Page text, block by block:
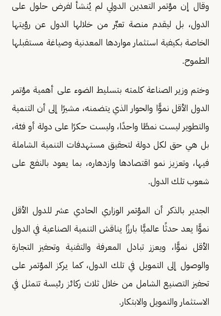
وقال إن مؤتمر التعدين الدولي لم يُنشأ لفرض حلول على
الدول، بل ليقدم منصة تعبِّر من خلالها الدول عن رؤيتها
الخاصة بكيفية استثمار مواردها المعدنية وصياغة مستقبلها
الطموح.
وختم وزير الصناعة كلمته بتسليط الضوء على أهمية مؤتمر
الدول الأقل نموًّا والحوار الذي يتضمنه، مشيرًا إلى أن التنمية
والتطوير ليست نمطًا واحدًا، وليست حكرًا على دولة أو فئة،
بل هي حق لكل دولة لتحقيق مستهدفات التنمية الشاملة
فيها، وتعزيز نمو اقتصادها وازدهاره، بما يعود بالنفع على
شعوب تلك الدول.
الجدير بالذكر أن المؤتمر الوزاري الحادي عشر للدول الأقل
نموًّا يعد حدثًا عالميًّا بارزًا يناقش التنمية الصناعية في الدول
الأقل نموًّا، ويعزز تبادل المعرفة والتقنية وتحفيز التجارة
والوصول إلى التمويل في تلك الدول، كما يركز المؤتمر على
تحفيز التصنيع الشامل من خلال ثلاث ركائز رئيسة تتمثل في
الاستثمار والتمويل والابتكار.